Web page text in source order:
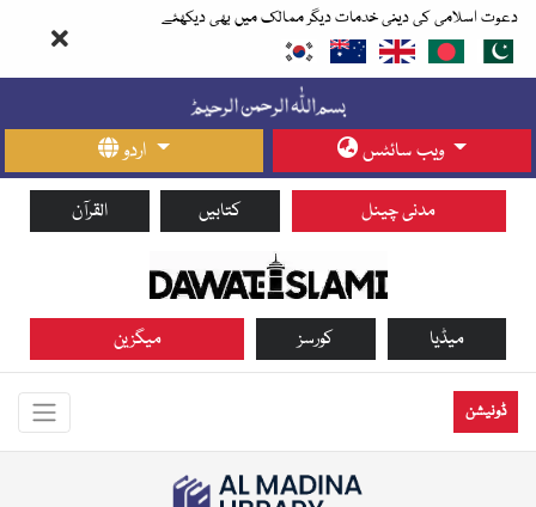
دعوت اسلامی کی دینی خدمات دیگر ممالک میں بھی دیکھئے
اردو ویب سائٹس
القرآن کتابیں مدنی چینل
میگزین کورسز میڈیا
ڈونیشن